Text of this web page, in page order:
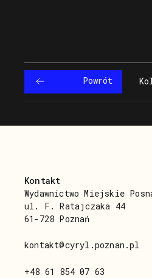
Powrót
Kontakt
Wydawnictwo Miejskie
ul. F. Ratajczaka 44
61-728 Poznań
kontakt@cyryl.poznan.pl
+48 61 854 07 63